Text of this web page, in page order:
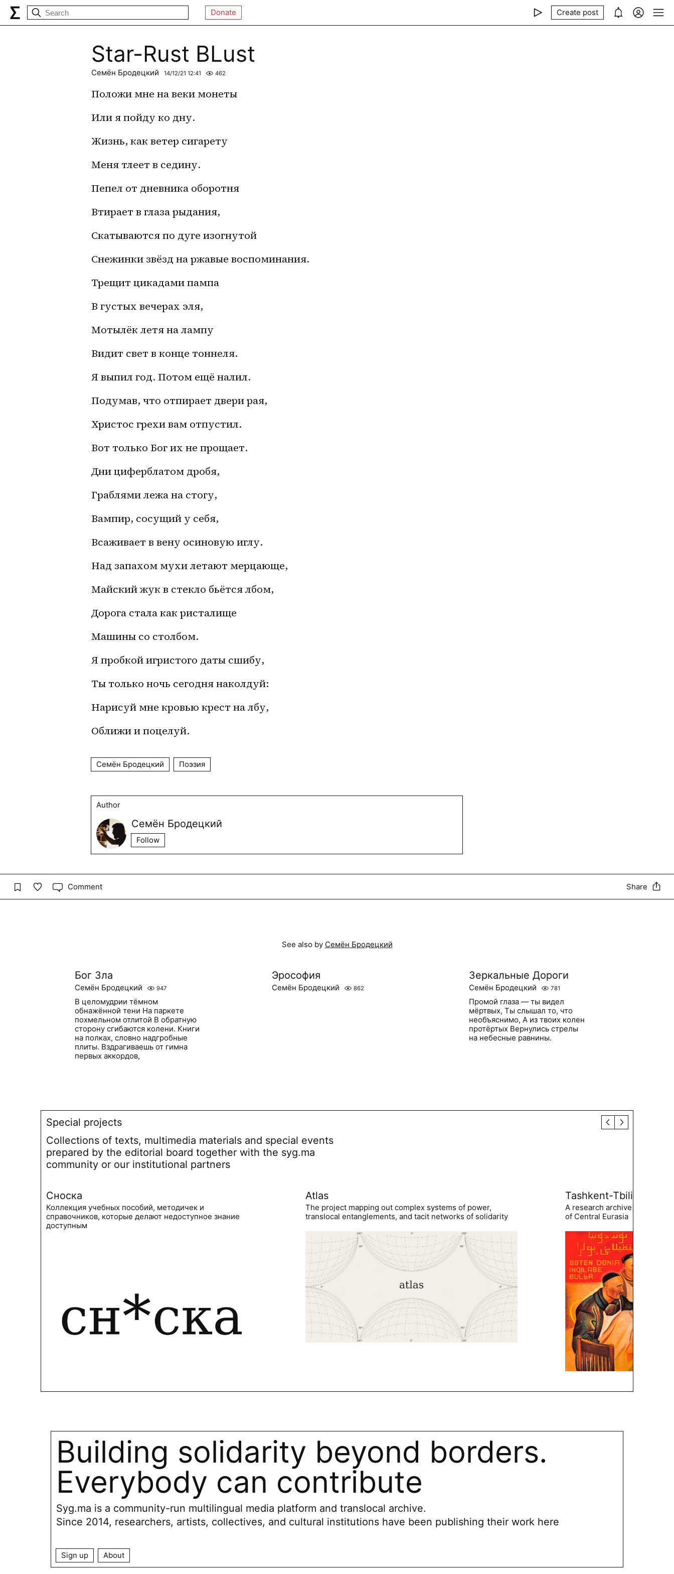
Donate Create post
Star-Rust BLust
Семён Бродецкий 14/12/21 12:41 462
Положи мне на веки монеты
Или я пойду ко дну.
Жизнь, как ветер сигарету
Меня тлеет в седину.
Пепел от дневника оборотня
Втирает в глаза рыдания,
Скатываются по дуге изогнутой
Снежинки звёзд на ржавые воспоминания.
Трещит цикадами пампа
В густых вечерах эля,
Мотылёк летя на лампу
Видит свет в конце тоннеля.
Я выпил год. Потом ещё налил.
Подумав, что отпирает двери рая,
Христос грехи вам отпустил.
Вот только Бог их не прощает.
Дни циферблатом дробя,
Граблями лежа на стогу,
Вампир, сосущий у себя,
Всаживает в вену осиновую иглу.
Над запахом мухи летают мерцающе,
Майский жук в стекло бьётся лбом,
Дорога стала как ристалище
Машины со столбом.
Я пробкой игристого даты сшибу,
Ты только ночь сегодня наколдуй:
Нарисуй мне кровью крест на лбу,
Оближи и поцелуй.
Семён Бродецкий Поэзия
Author
Семён Бродецкий
Follow
Comment Share
See also by Семён Бродецкий
Бог Зла
Семён Бродецкий 947
В целомудрии тёмном
обнажённой тени На паркете
похмельном отлитой В обратную
сторону сгибаются колени. Книги
на полках, словно надгробные
плиты. Вздрагиваешь от гимна
первых аккордов,
Эрософия
Семён Бродецкий 862
Зеркальные Дороги
Семён Бродецкий 781
Промой глаза — ты видел
мёртвых, Ты слышал то, что
необъяснимо, А из твоих колен
протёртых Вернулись стрелы
на небесные равнины.
Special projects
Collections of texts, multimedia materials and special events
prepared by the editorial board together with the syg.ma
community or our institutional partners
Сноска
Коллекция учебных пособий, методичек и
справочников, которые делают недоступное знание
доступным
Atlas
The project mapping out complex systems of power,
translocal entanglements, and tacit networks of solidarity
Tashkent-Tbilisi
A research archive of the
of Central Eurasia
Building solidarity beyond borders.
Everybody can contribute
Syg.ma is a community-run multilingual media platform and translocal archive.
Since 2014, researchers, artists, collectives, and cultural institutions have been publishing their work here
Sign up About